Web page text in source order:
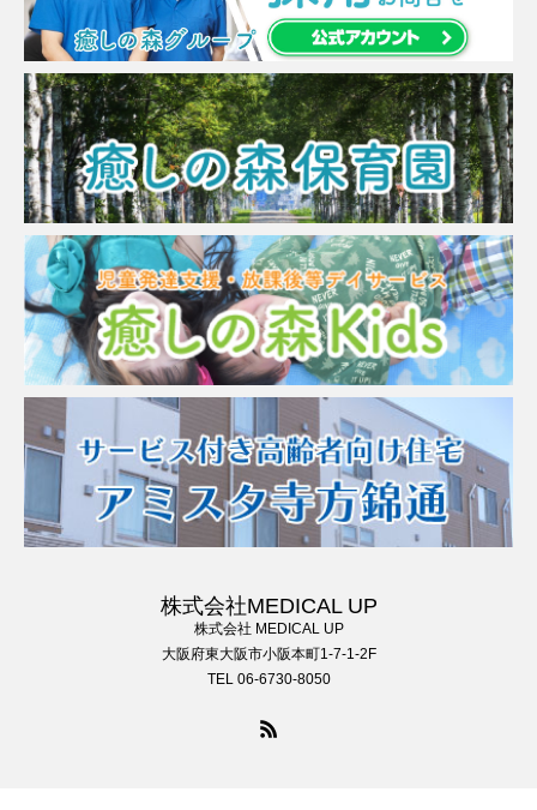
株式会社MEDICAL UP
株式会社 MEDICAL UP
大阪府東大阪市小阪本町1-7-1-2F
TEL 06-6730-8050